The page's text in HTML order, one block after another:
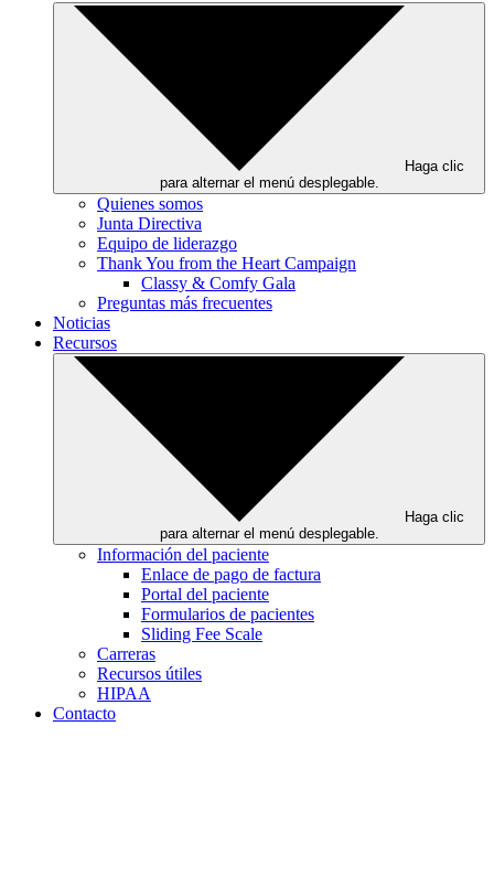
Haga clic
para alternar el menú desplegable.
Quienes somos
Junta Directiva
Equipo de liderazgo
Thank You from the Heart Campaign
Classy & Comfy Gala
Preguntas más frecuentes
Noticias
Recursos
Haga clic
para alternar el menú desplegable.
Información del paciente
Enlace de pago de factura
Portal del paciente
Formularios de pacientes
Sliding Fee Scale
Carreras
Recursos útiles
HIPAA
Contacto